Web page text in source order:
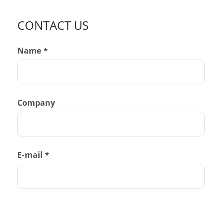
CONTACT US
Name *
Company
E-mail *